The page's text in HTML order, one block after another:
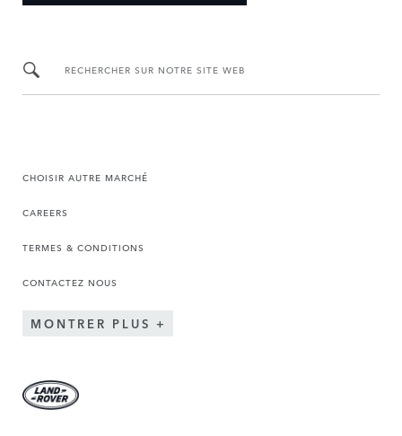
RECHERCHER SUR NOTRE SITE WEB
CHOISIR AUTRE MARCHÉ
CAREERS
TERMES & CONDITIONS
CONTACTEZ NOUS
MONTRER PLUS